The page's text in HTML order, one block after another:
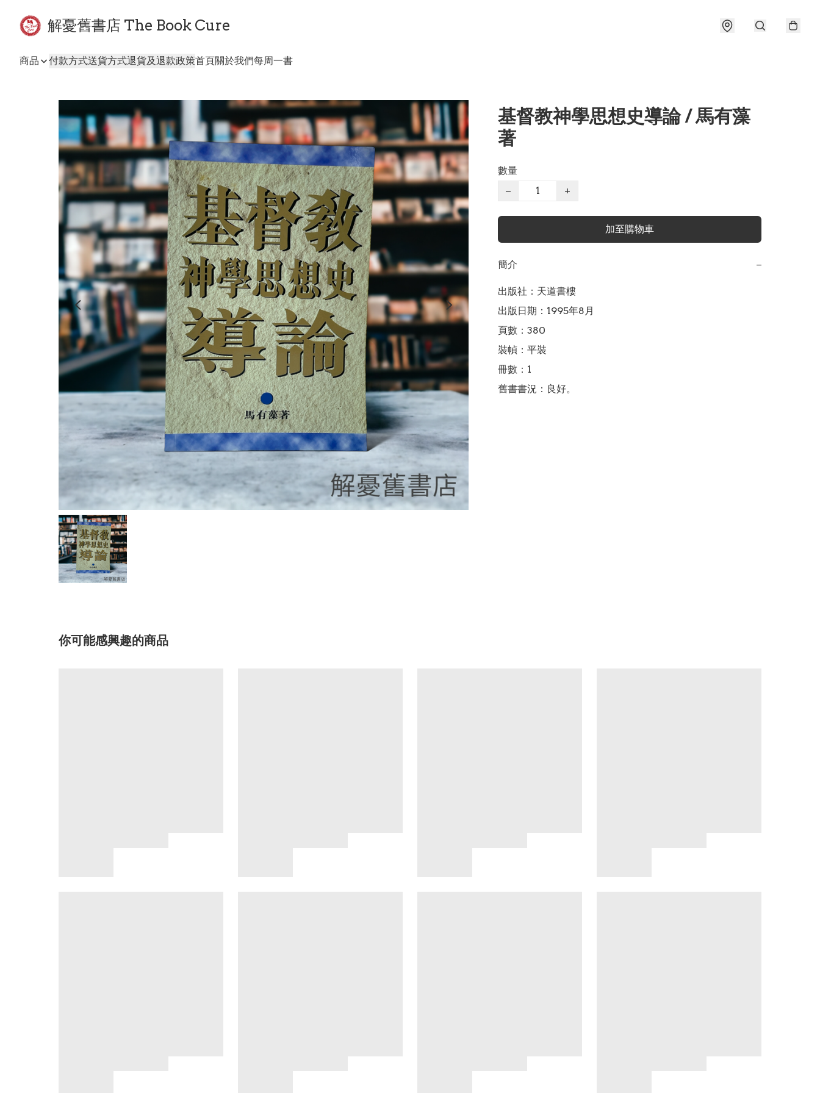
解憂舊書店 The Book Cure
商品 付款方式送貨方式退貨及退款政策首頁關於我們每周一書
基督教神學思想史導論 / 馬有藻
著
數量
−
+
加至購物車
簡介 −
出版社：天道書樓
出版日期：1995年8月
頁數：380
裝幀：平裝
冊數：1
舊書書況：良好。
你可能感興趣的商品